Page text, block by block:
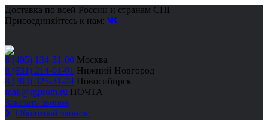
Доставка по всей России и странам СНГ
Присоединяйтесь к нам:
8 (495) 134-31-00 Москва
8 (831) 214-01-01 Нижний Новгород
8 (383) 325-31-74 Новосибирск
mail@rgprom.ru ПОЧТА
Заказать звонок
Обратный звонок